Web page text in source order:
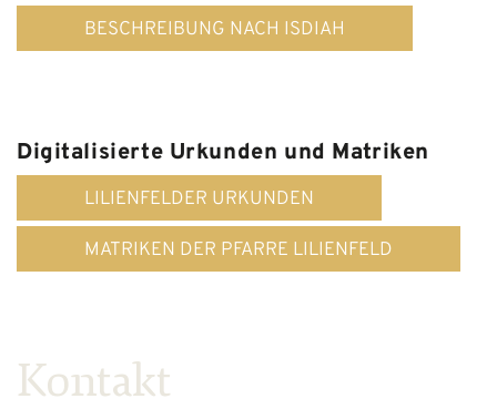
BESCHREIBUNG NACH ISDIAH
Digitalisierte Urkunden und Matriken
LILIENFELDER URKUNDEN
MATRIKEN DER PFARRE LILIENFELD
Kontakt